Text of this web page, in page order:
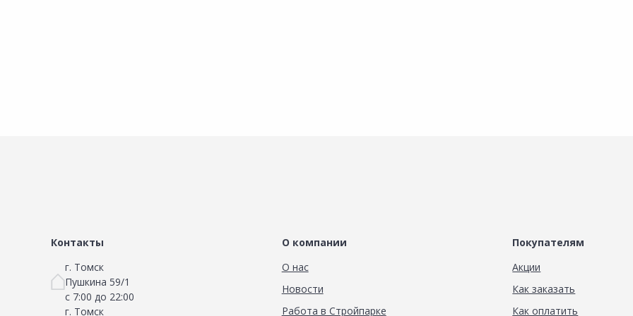
Контакты
г. Томск
Пушкина 59/1
с 7:00 до 22:00
г. Томск
О компании
О нас
Новости
Работа в Стройпарке
Покупателям
Акции
Как заказать
Как оплатить